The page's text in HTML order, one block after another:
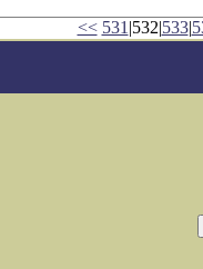
<< 531 |532|533|